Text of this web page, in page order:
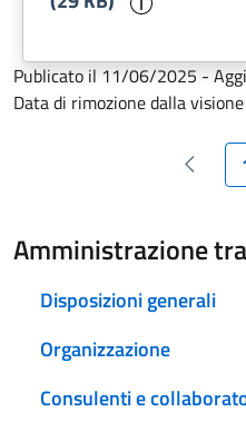
Publicato il 11/06/2025 -
Data di rimozione dalla
Pagina
Amministrazione
Disposizioni generali
Organizzazione
Consulenti e